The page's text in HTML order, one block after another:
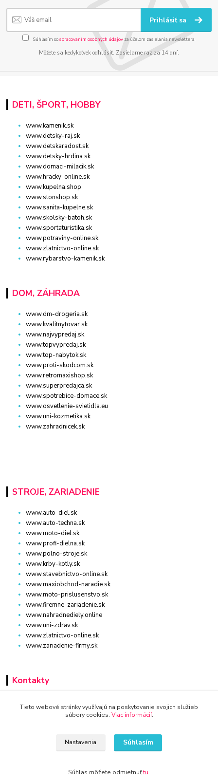
Prihlásiť sa
Súhlasím sospracovaním osobných údajov za účelom zasielania newslettera.
Môžete sa kedykoľvek odhlásiť. Zasielame raz za 14 dní.
DETI, ŠPORT, HOBBY
www.kamenik.sk
www.detsky-raj.sk
www.detskaradost.sk
www.detsky-hrdina.sk
www.domaci-milacik.sk
www.hracky-online.sk
www.kupelna.shop
www.stonshop.sk
www.sanita-kupelne.sk
www.skolsky-batoh.sk
www.sportaturistika.sk
www.potraviny-online.sk
www.zlatnictvo-online.sk
www.rybarstvo-kamenik.sk
DOM, ZÁHRADA
www.dm-drogeria.sk
www.kvalitnytovar.sk
www.najvypredaj.sk
www.topvypredaj.sk
www.top-nabytok.sk
www.proti-skodcom.sk
www.retromaxishop.sk
www.superpredajca.sk
www.spotrebice-domace.sk
www.osvetlenie-svietidla.eu
www.uni-kozmetika.sk
www.zahradnicek.sk
STROJE, ZARIADENIE
www.auto-diel.sk
www.auto-techna.sk
www.moto-diel.sk
www.profi-dielna.sk
www.polno-stroje.sk
www.krby-kotly.sk
www.stavebnictvo-online.sk
www.maxiobchod-naradie.sk
www.moto-prislusenstvo.sk
www.firemne-zariadenie.sk
www.nahradnediely.online
www.uni-zdrav.sk
www.zlatnictvo-online.sk
www.zariadenie-firmy.sk
Kontakty
+421 940 949 000
Tieto webové stránky využívajú na poskytovanie svojich služieb
súbory cookies. Viac informácií.
Nastavenia Súhlasím
Súhlas môžete odmietnuťtu.